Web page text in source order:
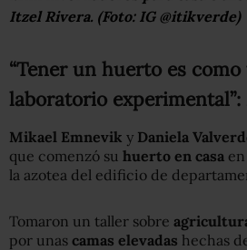
Itzel Rivera. (Foto: IG @itikverde)
“Tener un huerto es
laboratorio
Mikael Emnevik y Daniela
que comenzó su huerto en casa
la azotea del edificio de
Tomaron un taller sobre
por unas camas elevadas hechas